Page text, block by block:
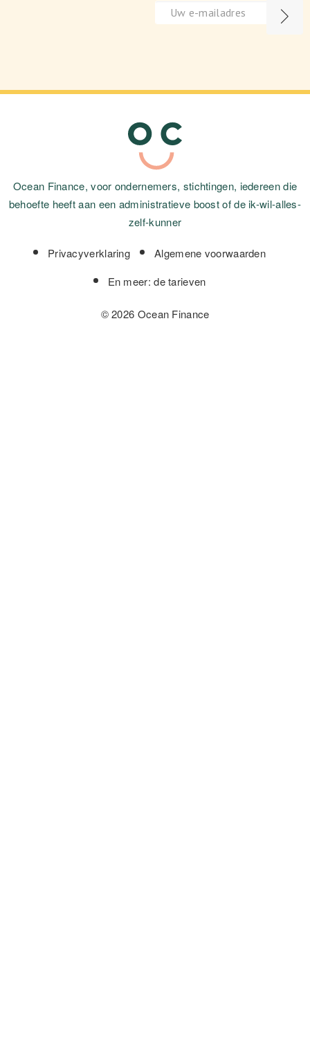
Ocean Finance, voor ondernemers, stichtingen, iedereen die
behoefte heeft aan een administratieve boost of de ik-wil-alles-
zelf-kunner
Privacyverklaring
Algemene voorwaarden
En meer: de tarieven
© 2026 Ocean Finance